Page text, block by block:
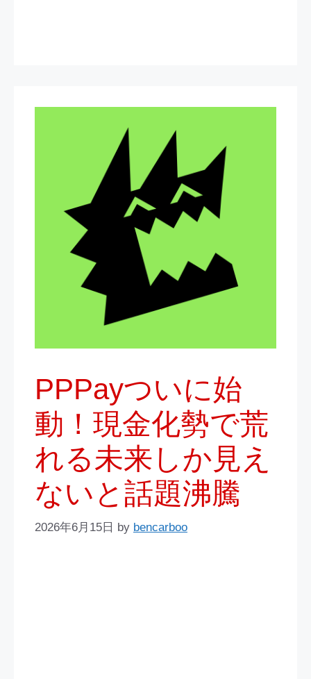
PPPayついに始
動！現金化勢で荒
れる未来しか見え
ないと話題沸騰
2026年6月15日 by bencarboo